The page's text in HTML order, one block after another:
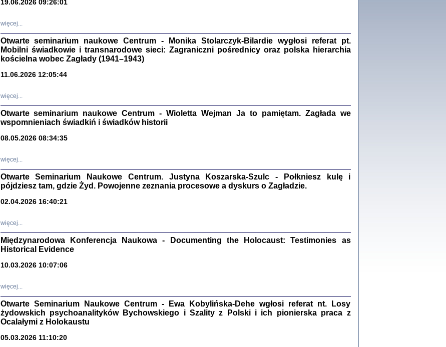
oprac. Aleksandra Bańkowska
Warszawa 2022
Warszawa 2021
Studia i Materiały
nr 17, R. 2021
NIE WIEMY CO PRZYNIESIE NAM KOLEJNA GODZINA ...
Dziennik pisany w ukryciu w latach 1943-1944
19.06.2026 09:26:01
więcej...
Otwarte seminarium naukowe Centrum - Monika Stolarczyk-Bilardie wygłosi referat pt.
Mobilni świadkowie i transnarodowe sieci: Zagraniczni pośrednicy oraz polska hierarchia
kościelna wobec Zagłady (1941–1943)
11.06.2026 12:05:44
więcej...
Otwarte seminarium naukowe Centrum - Wioletta Wejman Ja to pamiętam. Zagłada we
wspomnieniach świadkiń i świadków historii
08.05.2026 08:34:35
więcej...
Otwarte Seminarium Naukowe Centrum. Justyna Koszarska-Szulc - Połkniesz kulę i
pójdziesz tam, gdzie Żyd. Powojenne zeznania procesowe a dyskurs o Zagładzie.
02.04.2026 16:40:21
więcej...
Międzynarodowa Konferencja Naukowa - Documenting the Holocaust: Testimonies as
Historical Evidence
10.03.2026 10:07:06
więcej...
Otwarte Seminarium Naukowe Centrum - Ewa Kobylińska-Dehe wgłosi referat nt. Losy
żydowskich psychoanalityków Bychowskiego i Szality z Polski i ich pionierska praca z
Ocalałymi z Holokaustu
05.03.2026 11:10:20